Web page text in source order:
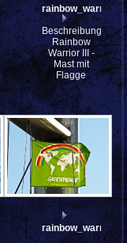
Beschreibung:
Rainbow
Warrior III -
Mast mit
Flagge